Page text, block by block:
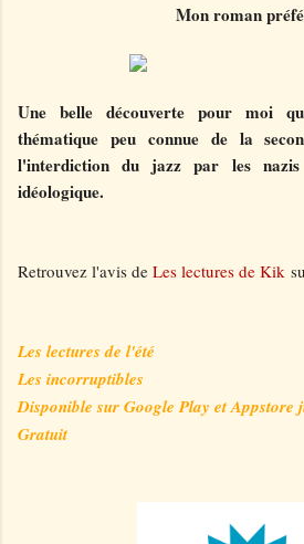
Mon roman
Une belle découverte pour moi
thématique peu connue de la
l'interdiction du jazz par les nazis
idéologique.
Retrouvez l'avis de Les lectures de Kik
Les lectures de l'été
Les incorruptibles
Disponible sur Google Play et Appstore
Gratuit